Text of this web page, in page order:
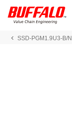
SSD-PGM1.9U3-B/N